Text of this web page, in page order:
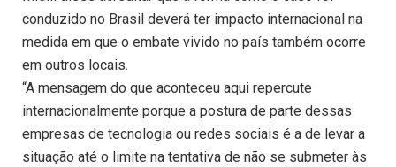
conduzido no Brasil deverá ter impacto internacional na
medida em que o embate vivido no país também ocorre
em outros locais.
“A mensagem do que aconteceu aqui repercute
internacionalmente porque a postura de parte dessas
empresas de tecnologia ou redes sociais é a de levar a
situação até o limite na tentativa de não se submeter às